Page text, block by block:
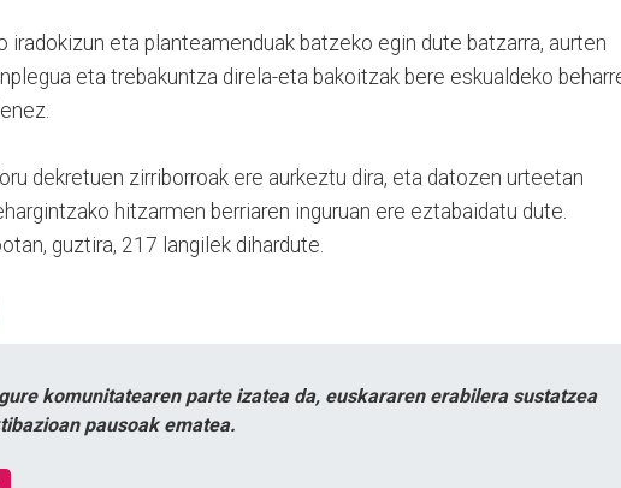
eta planteamenduak batzeko egin dute batzarra, aurten
eta trebakuntza direla-eta bakoitzak bere eskualdeko
dekretuen zirriborroak ere aurkeztu dira, eta datozen urteetan
hitzarmen berriaren inguruan ere eztabaidatu dute.
guztira, 217 langilek dihardute.
komunitatearen parte izatea da, euskararen erabilera sustatzea
pausoak ematea.